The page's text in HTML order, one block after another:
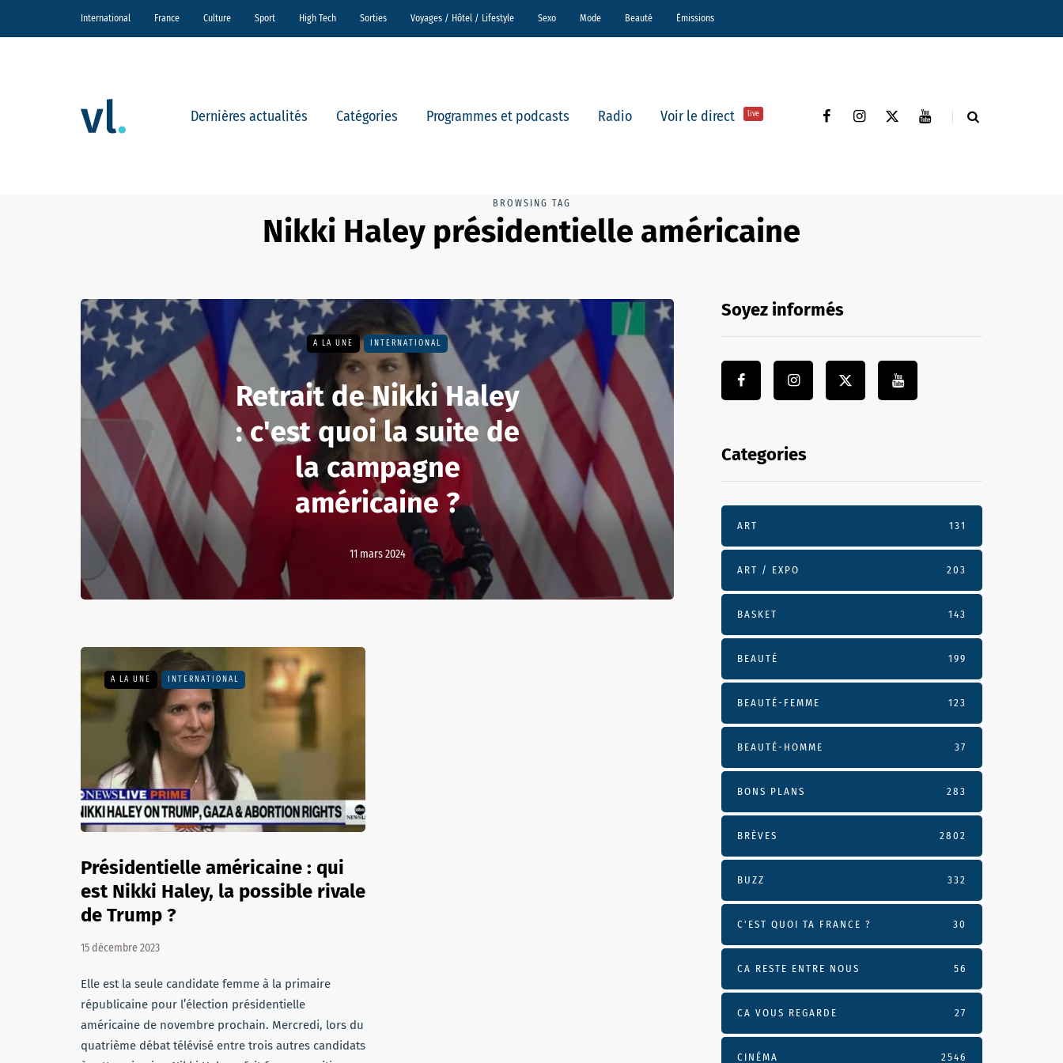
International France Culture Sport High Tech Sorties Voyages / Hôtel / Lifestyle Sexo Mode Beauté Émissions
Dernières actualités Catégories Programmes et podcasts Radio Voir le direct live
BROWSING TAG
Nikki Haley présidentielle américaine
A LA UNE INTERNATIONAL
Retrait de Nikki Haley
: c'est quoi la suite de
la campagne
américaine ?
11 mars 2024
A LA UNE INTERNATIONAL
Présidentielle américaine : qui
est Nikki Haley, la possible rivale
de Trump ?
15 décembre 2023
Elle est la seule candidate femme à la primaire
républicaine pour l’élection présidentielle
américaine de novembre prochain. Mercredi, lors du
quatrième débat télévisé entre trois autres candidats
Soyez informés
Categories
ART 131
ART / EXPO 203
BASKET 143
BEAUTÉ 199
BEAUTÉ-FEMME 123
BEAUTÉ-HOMME 37
BONS PLANS 283
BRÈVES 2802
BUZZ 332
C'EST QUOI TA FRANCE ? 30
CA RESTE ENTRE NOUS 56
CA VOUS REGARDE 27
CINÉMA 2546